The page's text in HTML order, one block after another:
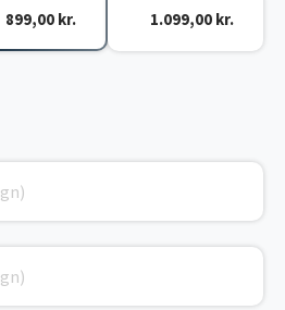
899,00 kr. 1.099,00 kr.